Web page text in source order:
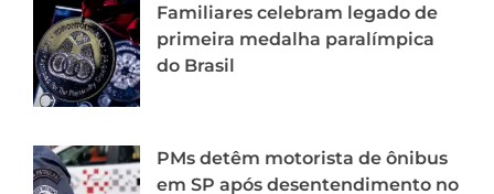
Familiares celebram legado de
primeira medalha paralímpica
do Brasil
PMs detêm motorista de ônibus
em SP após desentendimento no